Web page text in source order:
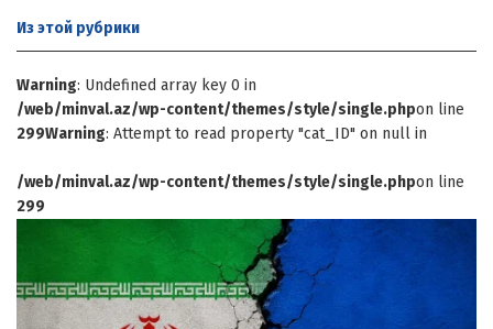
Из этой рубрики
Warning: Undefined array key 0 in
/web/minval.az/wp-content/themes/style/single.phpon line
299Warning: Attempt to read property "cat_ID" on null in
/web/minval.az/wp-content/themes/style/single.phpon line
299